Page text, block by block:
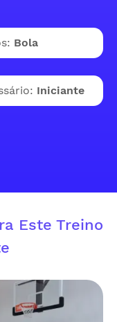
Bola
Iniciante
Este Treino